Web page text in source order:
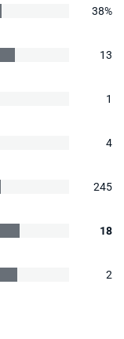
38%
13
1
4
245
18
2